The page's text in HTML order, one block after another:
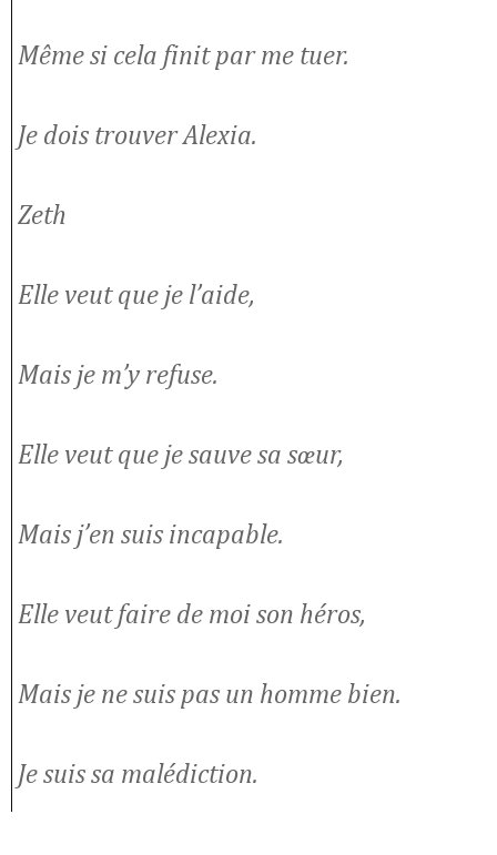
Même si cela finit par me tuer.
Je dois trouver Alexia.
Zeth
Elle veut que je l’aide,
Mais je m’y refuse.
Elle veut que je sauve sa sœur,
Mais j’en suis incapable.
Elle veut faire de moi son héros,
Mais je ne suis pas un homme bien.
Je suis sa malédiction.